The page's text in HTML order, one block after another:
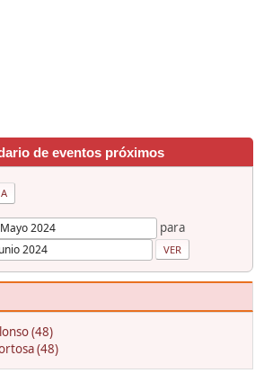
de eventos próximos
para
(48)
(48)